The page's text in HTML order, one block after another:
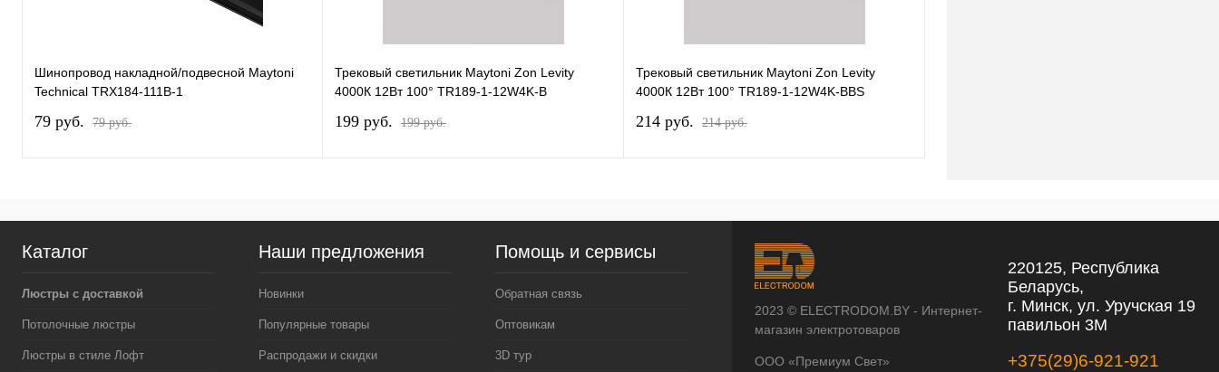
Шинопровод накладной/подвесной Maytoni
Technical TRX184-111B-1
79 pуб. 79 pуб.
Трековый светильник Maytoni Zon Levity
4000К 12Вт 100° TR189-1-12W4K-B
199 pуб. 199 pуб.
Трековый светильник Maytoni Zon Levity
4000К 12Вт 100° TR189-1-12W4K-BBS
214 pуб. 214 pуб.
Каталог
Люстры с доставкой
Потолочные люстры
Люстры в стиле Лофт
Наши предложения
Новинки
Популярные товары
Распродажи и скидки
Помощь и сервисы
Обратная связь
Оптовикам
3D тур
2023 © ELECTRODOM.BY - Интернет-
магазин электротоваров
ООО «Премиум Свет»
220125, Республика
Беларусь,
г. Минск, ул. Уручская 19
павильон 3М
+375(29)6-921-921